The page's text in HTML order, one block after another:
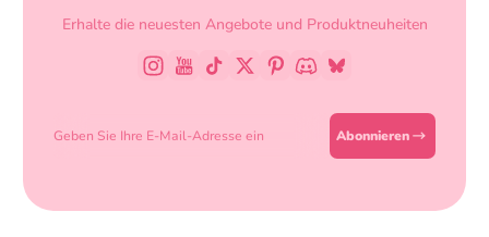
Erhalte die neuesten Angebote und Produktneuheiten
InstagramYouTube Twitter
Geben Sie Ihre E-Mail-Adresse ein Abonnieren